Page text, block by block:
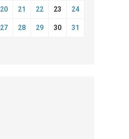
20 21 22 23 24
27 28 29 30 31